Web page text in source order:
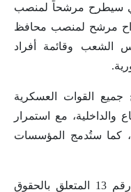
سيطرح مرشحاً لمنصب
مرشح لمنصب محافظ
الشعب وقائمة أفراد
القوات العسكرية
والداخلية، مع استمرار
كما ستُدمج المؤسسات
وأوضحت أنه سيتم تنفيذ المرسوم رقم 13 المتعلق بالحقوق